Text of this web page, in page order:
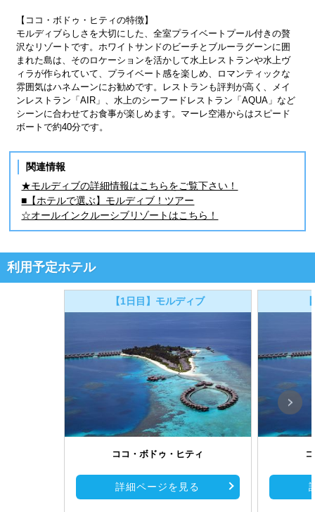
【ココ・ボドゥ・ヒティの特徴】
モルディブらしさを大切にした、全室プライベートプール付きの贅
沢なリゾートです。ホワイトサンドのビーチとブルーラグーンに囲
まれた島は、そのロケーションを活かして水上レストランや水上ヴ
ィラが作られていて、プライベート感を楽しめ、ロマンティックな
雰囲気はハネムーンにお勧めです。レストランも評判が高く、メイ
ンレストラン「AIR」、水上のシーフードレストラン「AQUA」など
シーンに合わせてお食事が楽しめます。マーレ空港からはスピード
ボートで約40分です。
関連情報
★モルディブの詳細情報はこちらをご覧下さい！
■【ホテルで選ぶ】モルディブ！ツアー
☆オールインクルーシブリゾートはこちら！
利用予定ホテル
【1日目】モルディブ
ココ・ボドゥ・ヒティ
詳細ページを見る